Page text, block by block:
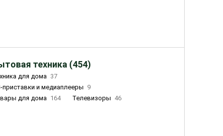
техника (454)
для дома 37
приставки и медиаплееры
9
для дома 164 Телевизоры 46